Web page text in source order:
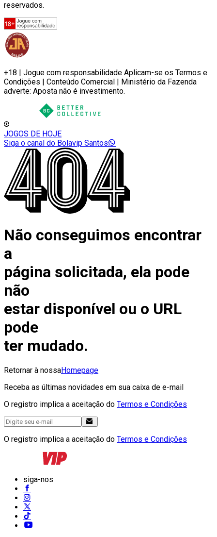
reservados.
+18 | Jogue com responsabilidade Aplicam-se os Termos e
Condições | Conteúdo Comercial | Ministério da Fazenda
adverte: Aposta não é investimento.
JOGOS DE HOJE
Siga o canal do Bolavip Santos
Não conseguimos encontrar
a
página solicitada, ela pode
não
estar disponível ou o URL
pode
ter mudado.
Retornar à nossaHomepage
Receba as últimas novidades em sua caixa de e-mail
O registro implica a aceitação do Termos e Condições
O registro implica a aceitação do Termos e Condições
siga-nos